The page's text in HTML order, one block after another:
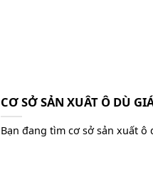
CƠ SỞ SẢN XUÂT Ô DÙ
Bạn đang tìm cơ sở sản xuất